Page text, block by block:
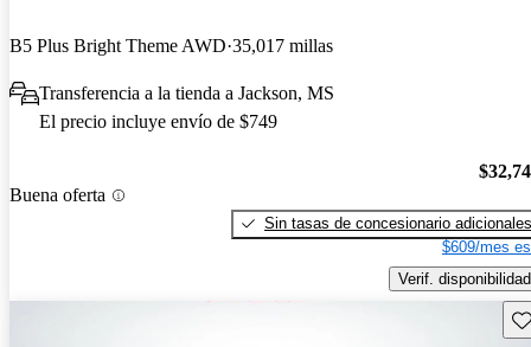
B5 Plus Bright Theme AWD 35,017 millas
Transferencia a la tienda a Jackson, MS
El precio incluye envío de $749
Buena oferta
Sin tasas de concesionario adicionales
$609/mes
Verif. disponibilidad